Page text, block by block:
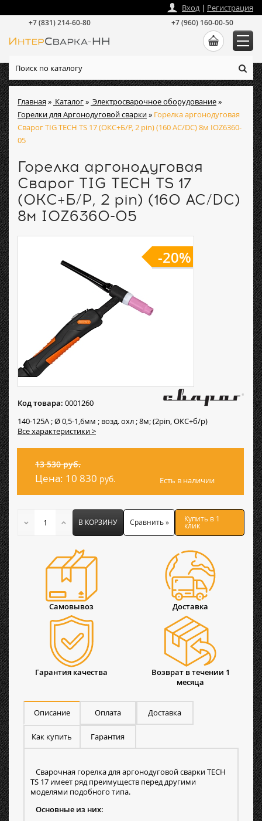
Главная» Каталог» Электросварочное оборудование»
Горелки для Аргонодуговой сварки» Горелка аргонодуговая
Сварог TIG TECH TS 17 (ОКС+Б/Р, 2 pin) (160 AC/DC) 8м IOZ6360-
05
Горелка аргонодуговая
Сварог TIG TECH TS 17
(ОКС+Б/Р, 2 pin) (160 AC/DC)
8м IOZ6360-05
-20%
Код товара: 0001260
140-125А ; Ø 0,5-1,6мм ; возд. охл ; 8м; (2pin, ОКС+б/р)
Все характеристики >
13 530 руб.
Цена: 10 830 руб. Есть в наличии
В КОРЗИНУ Сравнить » Купить в 1
клик
Самовывоз Доставка
Гарантия качества
Возврат в течении 1
месяца
Описание Оплата Доставка
Как купить Гарантия
Сварочная горелка для аргонодуговой сварки TECH
TS 17 имеет ряд преимуществ перед другими
моделями подобного типа.
Основные из них:
Вход| Регистрация
+7 (831) 214-60-80 +7 (960) 160-00-50